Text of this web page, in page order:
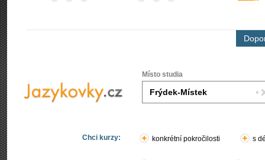
Místo studia
Chci kurzy: konkrétní pokročilosti s